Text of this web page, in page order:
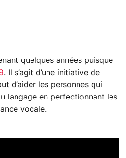
quelques années puisque
. Il s’agit d’une initiative de
d’aider les personnes qui
langage en perfectionnant les
vocale.